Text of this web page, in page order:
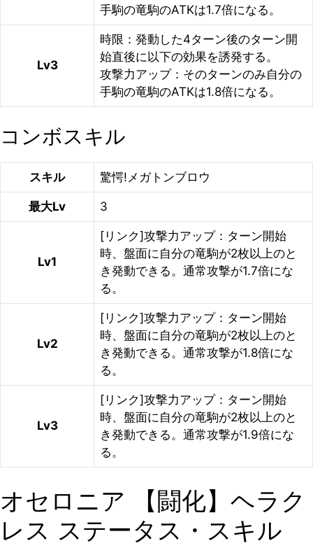
手駒の竜駒のATKは1.7倍になる。
Lv3
時限：発動した4ターン後のターン開
始直後に以下の効果を誘発する。
攻撃力アップ：そのターンのみ自分の
手駒の竜駒のATKは1.8倍になる。
コンボスキル
スキル 驚愕!メガトンブロウ
最大Lv 3
Lv1
[リンク]攻撃力アップ：ターン開始
時、盤面に自分の竜駒が2枚以上のと
き発動できる。通常攻撃が1.7倍にな
る。
Lv2
[リンク]攻撃力アップ：ターン開始
時、盤面に自分の竜駒が2枚以上のと
き発動できる。通常攻撃が1.8倍にな
る。
Lv3
[リンク]攻撃力アップ：ターン開始
時、盤面に自分の竜駒が2枚以上のと
き発動できる。通常攻撃が1.9倍にな
る。
オセロニア 【闘化】ヘラク
レス ステータス・スキル